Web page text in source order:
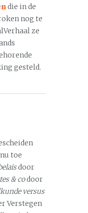
die in de
nog te
ze
gesteld.
toe
door
& codoor
versus
Verstegen